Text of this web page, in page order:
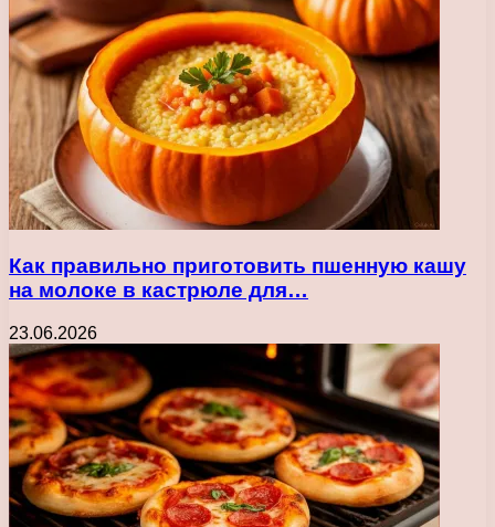
Как правильно приготовить пшенную кашу
на молоке в кастрюле для…
23.06.2026